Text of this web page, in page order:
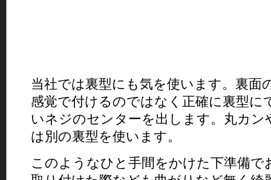
当社では裏型にも気を使います。裏面
感覚で付けるのではなく正確に裏型に
いネジのセンターを出します。丸カン
は別の裏型を使います。
このようなひと手間をかけた下準備で